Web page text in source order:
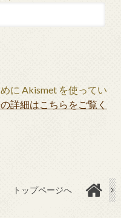
に Akismet を使ってい
詳細はこちらをご覧く
トップページへ